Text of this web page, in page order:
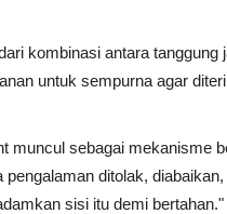
kombinasi antara
untuk sempurna agar
muncul sebagai mekanisme
ditolak,
sisi itu demi